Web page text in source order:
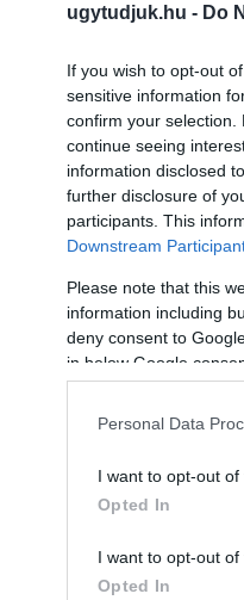
ugytudjuk.hu - Do
If you wish to opt-out
sensitive information
confirm your
continue seeing
information disclosed
further disclosure of
participants. This
Downstream
Please note that this
information including
deny consent to
in below Google
Personal Data
I want to opt-out of
Opted In
I want to opt-out of
Opted In